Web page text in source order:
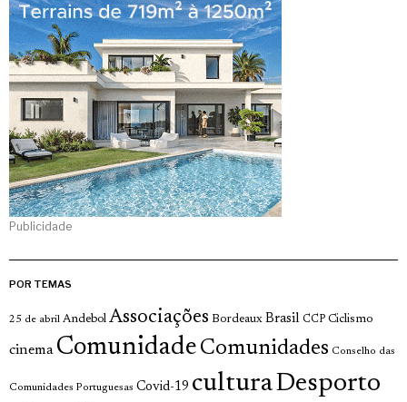
Publicidade
POR TEMAS
25 de abril Andebol Associações Bordeaux Brasil CCP Ciclismo
cinema Comunidade Comunidades Conselho das
Comunidades Portuguesas Covid-19 culturaDesporto